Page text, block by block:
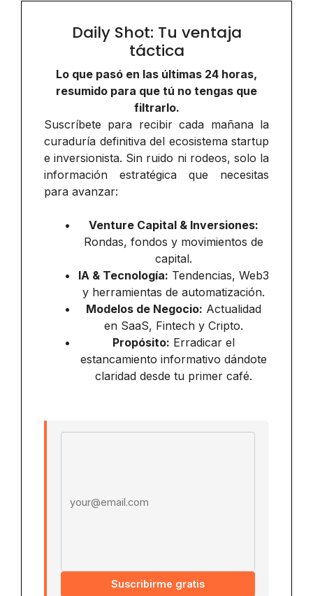
Daily Shot: Tu ventaja
táctica
Lo que pasó en las últimas 24 horas,
resumido para que tú no tengas que
filtrarlo.
Suscríbete para recibir cada mañana la
curaduría definitiva del ecosistema startup
e inversionista. Sin ruido ni rodeos, solo la
información estratégica que necesitas
para avanzar:
Venture Capital & Inversiones:
Rondas, fondos y movimientos de
capital.
IA & Tecnología: Tendencias, Web3
y herramientas de automatización.
Modelos de Negocio: Actualidad
en SaaS, Fintech y Cripto.
Propósito: Erradicar el
estancamiento informativo dándote
claridad desde tu primer café.
Suscribirme gratis